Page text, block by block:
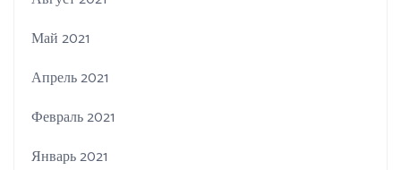
Май 2021
Апрель 2021
Февраль 2021
Январь 2021